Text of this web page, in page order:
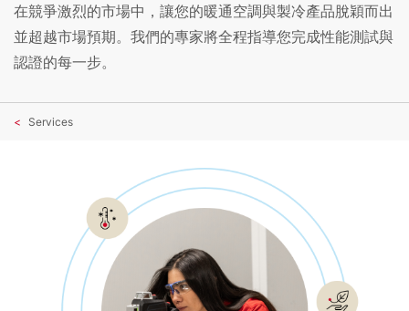
在競爭激烈的市場中，讓您的暖通空調與製冷產品脫穎而出
並超越市場預期。我們的專家將全程指導您完成性能測試與
認證的每一步。
Services